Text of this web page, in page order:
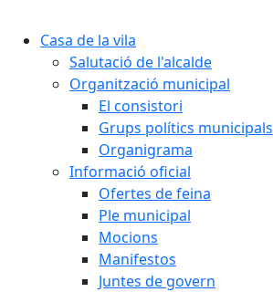
Casa de la vila
Salutació de l'alcalde
Organització municipal
El consistori
Grups polítics municipals
Organigrama
Informació oficial
Ofertes de feina
Ple municipal
Mocions
Manifestos
Juntes de govern